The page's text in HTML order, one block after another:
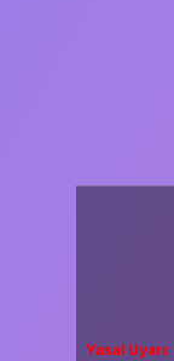
Yasal Uyarı: